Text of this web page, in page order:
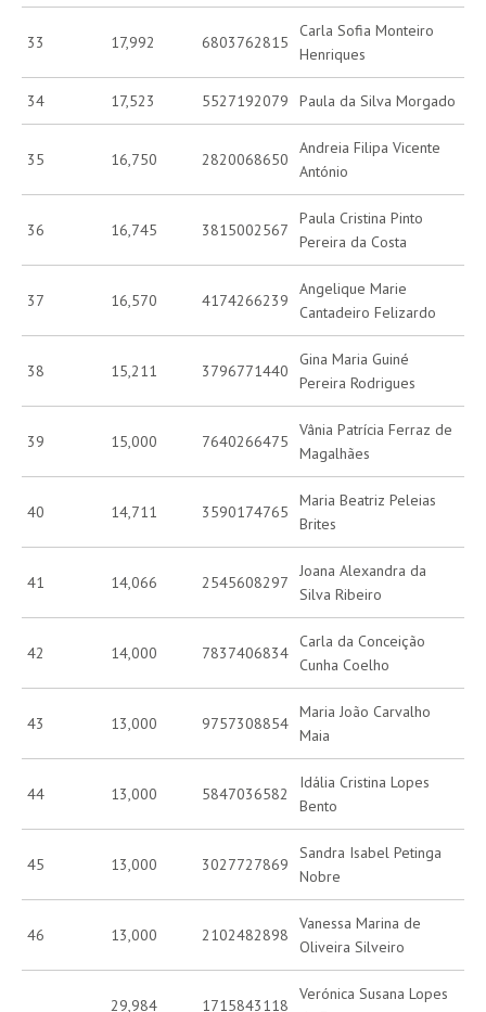
33 17,992 6803762815
Carla Sofia Monteiro
Henriques
34 17,523 5527192079 Paula da Silva Morgado
35 16,750 2820068650
Andreia Filipa Vicente
António
36 16,745 3815002567
Paula Cristina Pinto
Pereira da Costa
37 16,570 4174266239
Angelique Marie
Cantadeiro Felizardo
38 15,211 3796771440
Gina Maria Guiné
Pereira Rodrigues
39 15,000 7640266475
Vânia Patrícia Ferraz de
Magalhães
40 14,711 3590174765
Maria Beatriz Peleias
Brites
41 14,066 2545608297
Joana Alexandra da
Silva Ribeiro
42 14,000 7837406834
Carla da Conceição
Cunha Coelho
43 13,000 9757308854
Maria João Carvalho
Maia
44 13,000 5847036582
Idália Cristina Lopes
Bento
45 13,000 3027727869
Sandra Isabel Petinga
Nobre
46 13,000 2102482898
Vanessa Marina de
Oliveira Silveiro
29,984 1715843118
Verónica Susana Lopes